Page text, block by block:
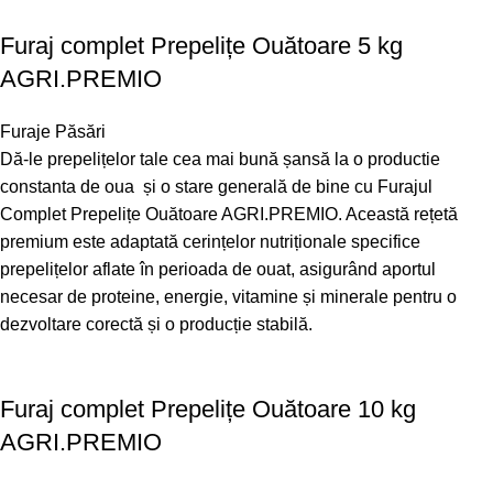
Furaj complet Prepelițe Ouătoare 5 kg
AGRI.PREMIO
Furaje Păsări
Dă-le prepelițelor tale cea mai bună șansă la o productie
constanta de oua și o stare generală de bine cu Furajul
Complet Prepelițe Ouătoare AGRI.PREMIO. Această rețetă
premium este adaptată cerințelor nutriționale specifice
prepelițelor aflate în perioada de ouat, asigurând aportul
necesar de proteine, energie, vitamine și minerale pentru o
dezvoltare corectă și o producție stabilă.
Furaj complet Prepelițe Ouătoare 10 kg
AGRI.PREMIO